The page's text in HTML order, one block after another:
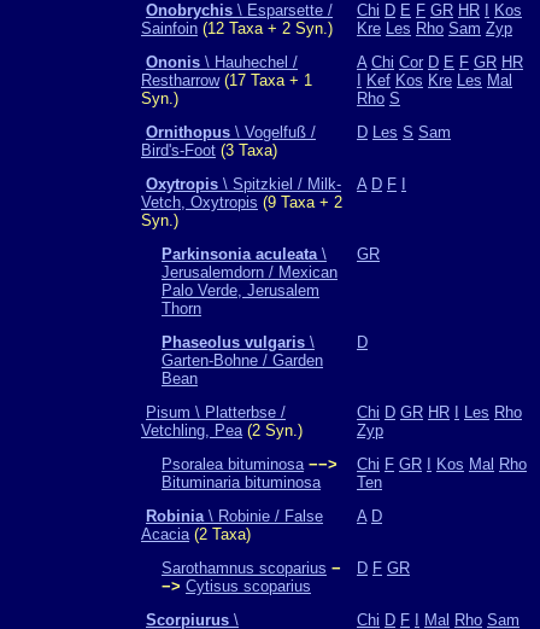
Onobrychis \ Esparsette /
Sainfoin (12 Taxa + 2 Syn.)
Chi D E F GR HR
Kos
Kre Les Rho Sam Zyp
Ononis \ Hauhechel /
Restharrow(17 Taxa + 1
Syn.)
A Chi Cor D E F GR HR
Kef Kos Kre Les Mal
Rho S
Ornithopus \ Vogelfuß /
Bird's-Foot (3 Taxa)
D Les S Sam
Oxytropis \ Spitzkiel / Milk-
Vetch, Oxytropis (9 Taxa + 2
Syn.)
A D F
Parkinsonia aculeata\
Jerusalemdorn / Mexican
Palo Verde, Jerusalem
Thorn
GR
Phaseolus vulgaris \
Garten-Bohne / Garden
Bean
D
Pisum \ Platterbse /
Vetchling, Pea(2 Syn.)
Chi D GR HR Les Rho
Zyp
Psoralea bituminosa −−>
Bituminaria bituminosa
Chi F GR Kos Mal Rho
Ten
Robinia\ Robinie / False
Acacia(2 Taxa)
A D
Sarothamnus scoparius −
−> Cytisus scoparius
D F GR
Scorpiurus \
Chi D F Mal Rho Sam